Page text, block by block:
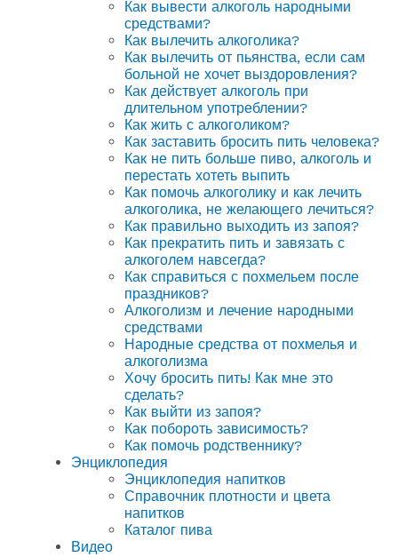
Как вывести алкоголь народными
средствами?
Как вылечить алкоголика?
Как вылечить от пьянства, если сам
больной не хочет выздоровления?
Как действует алкоголь при
длительном употреблении?
Как жить с алкоголиком?
Как заставить бросить пить человека?
Как не пить больше пиво, алкоголь и
перестать хотеть выпить
Как помочь алкоголику и как лечить
алкоголика, не желающего лечиться?
Как правильно выходить из запоя?
Как прекратить пить и завязать с
алкоголем навсегда?
Как справиться с похмельем после
праздников?
Алкоголизм и лечение народными
средствами
Народные средства от похмелья и
алкоголизма
Хочу бросить пить! Как мне это
сделать?
Как выйти из запоя?
Как побороть зависимость?
Как помочь родственнику?
Энциклопедия
Энциклопедия напитков
Справочник плотности и цвета
напитков
Каталог пива
Видео